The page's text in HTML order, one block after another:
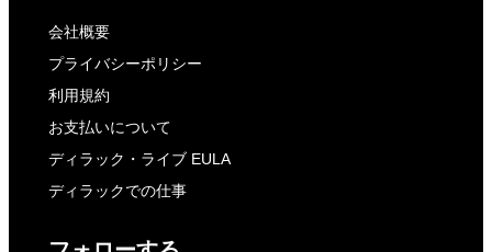
会社概要
プライバシーポリシー
利用規約
お支払いについて
ディラック・ライブ EULA
ディラックでの仕事